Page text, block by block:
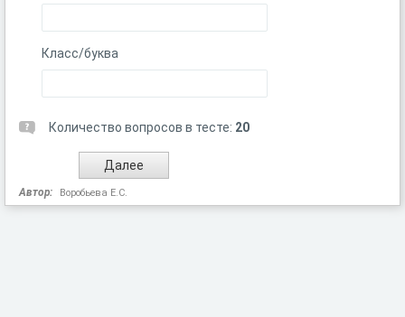
Класс/буква
Количество вопросов в тесте: 20
Автор: Воробьева Е.С.